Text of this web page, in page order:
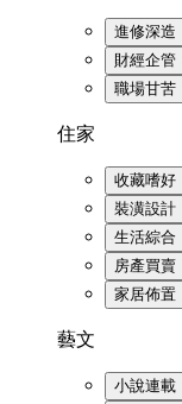
進修深造
財經企管
職場甘苦
住家
收藏嗜好
裝潢設計
生活綜合
房產買賣
家居佈置
藝文
小說連載